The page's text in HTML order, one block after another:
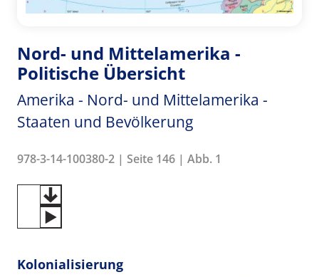
Nord- und Mittelamerika -
Politische Übersicht
Amerika - Nord- und Mittelamerika -
Staaten und Bevölkerung
978-3-14-100380-2 | Seite 146 | Abb. 1
Kolonialisierung